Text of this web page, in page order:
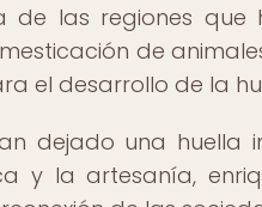
de las regiones que
de
el desarrollo de la
dejado una
y la artesanía,